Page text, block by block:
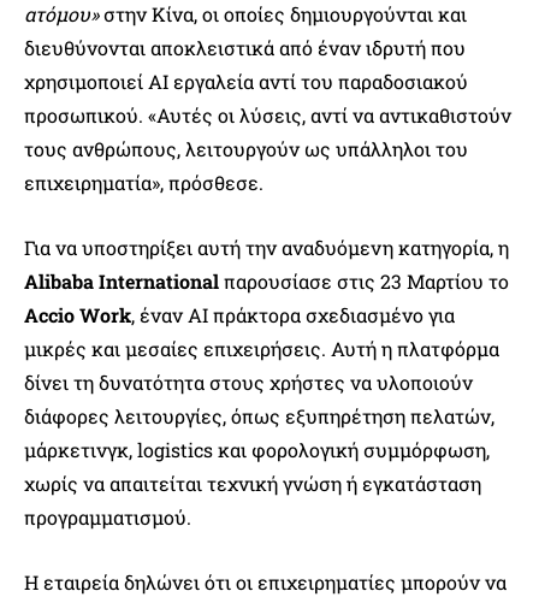
ατόμου»στην Κίνα, οι οποίες δημιουργούνται και
διευθύνονται αποκλειστικά από έναν ιδρυτή που
χρησιμοποιεί AI εργαλεία αντί του παραδοσιακού
προσωπικού. «Αυτές οι λύσεις, αντί να αντικαθιστούν
τους ανθρώπους, λειτουργούν ως υπάλληλοι του
επιχειρηματία», πρόσθεσε.
Για να υποστηρίξει αυτή την αναδυόμενη κατηγορία, η
Alibaba Internationalπαρουσίασε στις 23 Μαρτίου το
Accio Work, έναν AI πράκτορα σχεδιασμένο για
μικρές και μεσαίες επιχειρήσεις. Αυτή η πλατφόρμα
δίνει τη δυνατότητα στους χρήστες να υλοποιούν
διάφορες λειτουργίες, όπως εξυπηρέτηση πελατών,
μάρκετινγκ, logistics και φορολογική συμμόρφωση,
χωρίς να απαιτείται τεχνική γνώση ή εγκατάσταση
προγραμματισμού.
Η εταιρεία δηλώνει ότι οι επιχειρηματίες μπορούν να